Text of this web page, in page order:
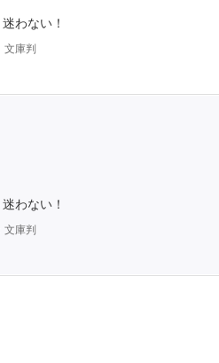
わない！
文庫判
わない！
文庫判